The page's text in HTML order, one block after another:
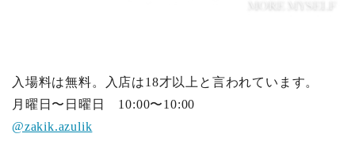
入場料は無料。入店は18才以上と言われています。
月曜日〜日曜日 10:00〜10:00
@zakik.azulik